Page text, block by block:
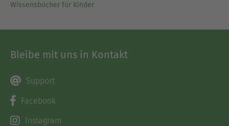
Wissensbücher für Kinder
Bleibe mit uns in Kontakt
Support
Facebook
Instagram